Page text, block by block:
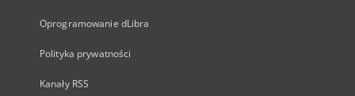
Oprogramowanie dLibra
Polityka prywatności
Kanały RSS